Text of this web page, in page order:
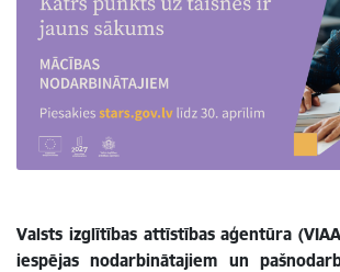
Valsts izglītības attīstības aģentūra
iespējas nodarbinātajiem un